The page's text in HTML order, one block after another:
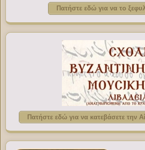
Πατήστε εδώ για να το
Πατήστε εδώ για να κατεβάσετε την